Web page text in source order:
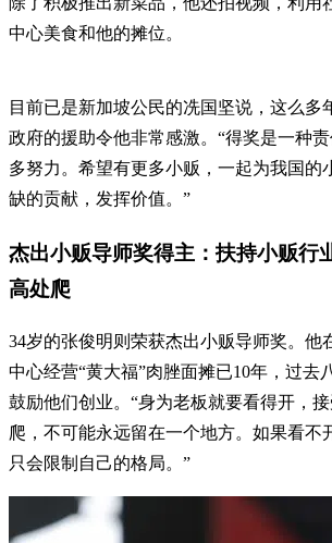
中心美食和他的摊位。
目前已是新加坡公民的冼国坚说，这么多
政府的援助令他非常感激。“得奖是一种
多努力。希望有更多小贩，一起为我国的
缺的贡献，发挥价值。”
杰出小贩导师奖得主：扶持小贩行
高处爬
34岁的张俊明则荣获杰出小贩导师奖。他
中心经营“黄大福”肉脞面摊已10年，过去
鼓励他们创业。“身为老板就要看得开，
爬，不可能永远留在一个地方。如果看不
只会限制自己的格局。”